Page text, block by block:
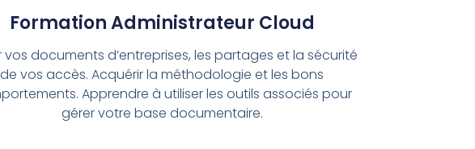
Formation Administrateur Cloud
vos documents d’entreprises, les partages et la sécurité
de vos accès. Acquérir la méthodologie et les bons
Apprendre à utiliser les outils associés pour
gérer votre base documentaire.